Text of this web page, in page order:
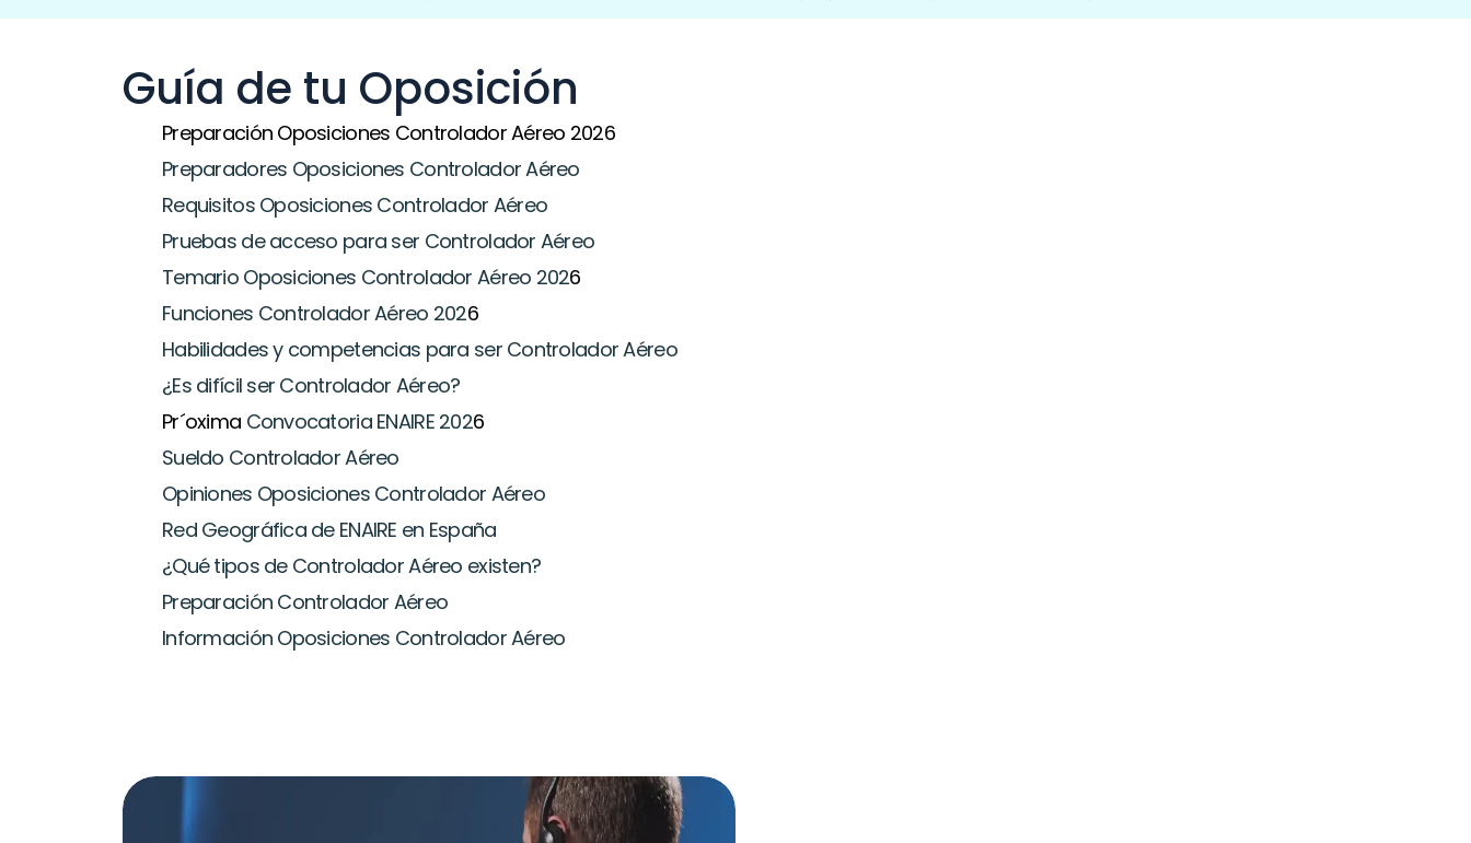
Guía de tu Oposición
Preparación Oposiciones Controlador Aéreo 2026
Preparadores Oposiciones Controlador Aéreo
Requisitos Oposiciones Controlador Aéreo
Pruebas de acceso para ser Controlador Aéreo
Temario Oposiciones Controlador Aéreo 2026
Funciones Controlador Aéreo 2026
Habilidades y competencias para ser Controlador Aéreo
¿Es difícil ser Controlador Aéreo?
Pr´oxima Convocatoria ENAIRE 2026
Sueldo Controlador Aéreo
Opiniones Oposiciones Controlador Aéreo
Red Geográfica de ENAIRE en España
¿Qué tipos de Controlador Aéreo existen?
Preparación Controlador Aéreo
Información Oposiciones Controlador Aéreo